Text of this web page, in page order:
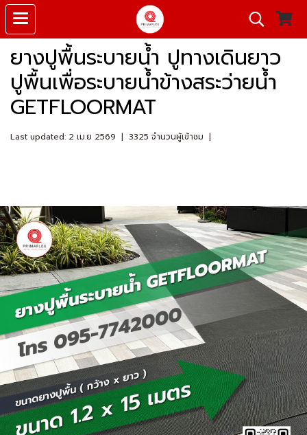
ยางปูพื้นระบายน้ำ ปูทางเดินยาว
ปูพื้นเพื่อระบายน้ำข้างสระว่ายน้ำ
GETFLOORMAT
Last updated: 2 เม.ย 2569 | 3325 จำนวนผู้เข้าชม |